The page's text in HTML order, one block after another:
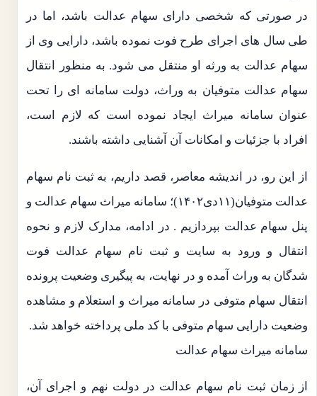
در صورتی که شخصی دارای سهام عدالت باشد، اما در
طی سال های اجرای طرح فوت نموده باشد، دارایی وی از
سهام عدالت به ورثه او منتقل می شود. به منظور انتقال
سهام عدالت متوفیان به وراث، دولت سامانه ای را تحت
عنوان سامانه میراث ایجاد نموده است که لازم است،
افراد با جزئیات و امکانات آن آشنایی داشته باشند.
از این رو، در اندیشه معاصر، قصد داریم، به ثبت نام سهام
عدالت متوفیان(۱۱دی۱۴۰۲)؛ سامانه میراث سهام عدالت و
پنل سهام عدالت بپردازیم . در ادامه، مدارک لازم و نحوه
انتقال و ورود به سایت و ثبت نام سهام عدالت فوت
شدگان به وراث آمده و در نهایت، به پیگیری وضعیت پرونده
انتقال سهام متوفی در سامانه میراث و استعلام و مشاهده
وضعیت دارایی سهام متوفی با کد ملی پرداخته خواهد شد.
سامانه میراث سهام عدالت
از زمان ثبت نام سهام عدالت در دولت نهم و اجرای آن،